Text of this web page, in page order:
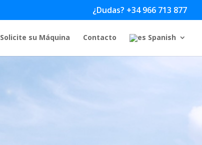
¿Dudas? +34 966 713 877
Solicite su Máquina Contacto Spanish